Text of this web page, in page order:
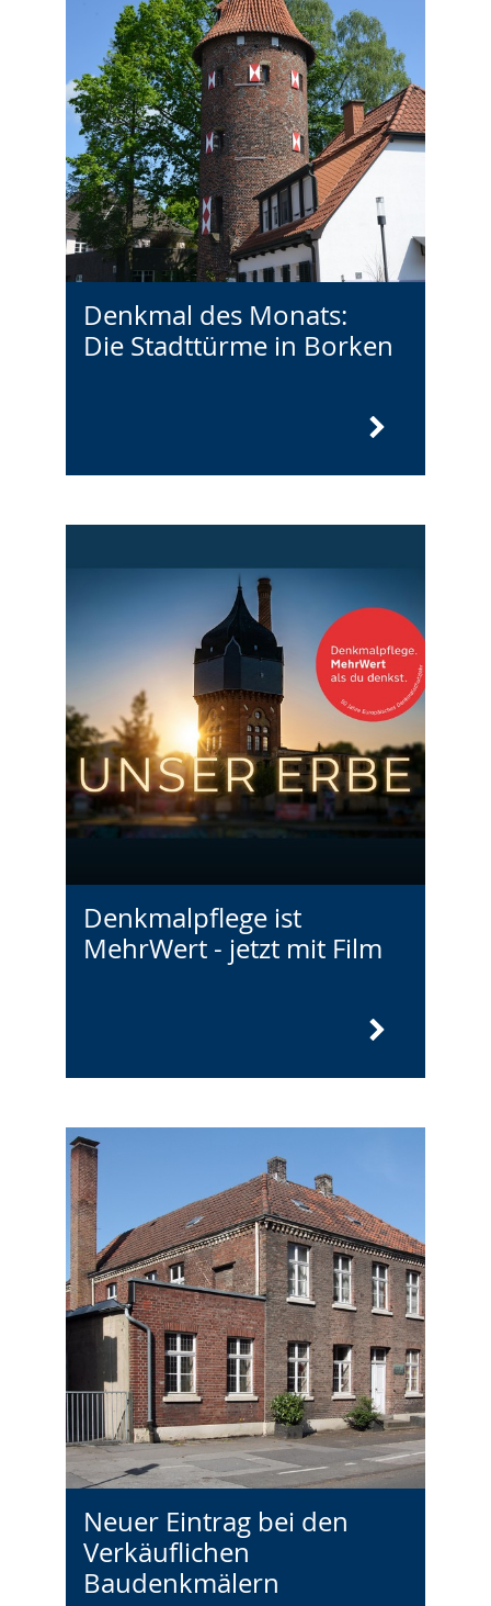
Denkmal des Monats:
Die Stadttürme in Borken
Denkmalpflege ist
MehrWert - jetzt mit Film
Neuer Eintrag bei den
Verkäuflichen
Baudenkmälern